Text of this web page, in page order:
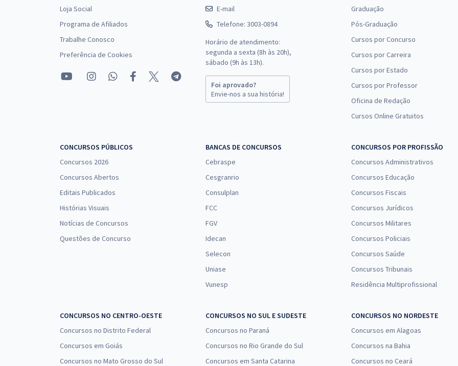
Loja Social
Programa de Afiliados
Trabalhe Conosco
Preferência de Cookies
E-mail
Telefone: 3003-0894
Horário de atendimento:
segunda a sexta (8h às 20h),
sábado (9h às 13h).
Foi aprovado?
Envie-nos a sua história!
Graduação
Pós-Graduação
Cursos por Concurso
Cursos por Carreira
Cursos por Estado
Cursos por Professor
Oficina de Redação
Cursos Online Gratuitos
CONCURSOS PÚBLICOS
Concursos 2026
Concursos Abertos
Editais Publicados
Histórias Visuais
Notícias de Concursos
Questões de Concurso
BANCAS DE CONCURSOS
Cebraspe
Cesgranrio
Consulplan
FCC
FGV
Idecan
Selecon
Uniase
Vunesp
CONCURSOS POR PROFISSÃO
Concursos Administrativos
Concursos Educação
Concursos Fiscais
Concursos Jurídicos
Concursos Militares
Concursos Policiais
Concursos Saúde
Concursos Tribunais
Residência Multiprofissional
CONCURSOS NO CENTRO-OESTE
Concursos no Distrito Federal
Concursos em Goiás
Concursos no Mato Grosso do Sul
CONCURSOS NO SUL E SUDESTE
Concursos no Paraná
Concursos no Rio Grande do Sul
Concursos em Santa Catarina
CONCURSOS NO NORDESTE
Concursos em Alagoas
Concursos na Bahia
Concursos no Ceará